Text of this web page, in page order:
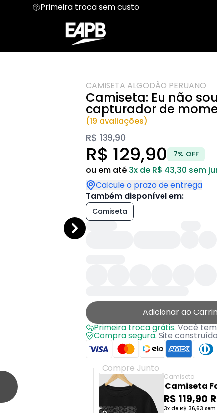
Primeira troca sem custo
Regata
Moletom
Fotografia
Road Trip
CAMISETA ALGODÃO PERUANO
Camiseta: Eu não
capturador de
(19 avaliações)
R$ 139,90
R$ 129,90 7% OFF
ou em até 3x de R$ 43,30 sem
Calcule o prazo de entrega
Também disponível em:
Camiseta
Adicionar ao
Primeira troca grátis.Você tem
Compra segura.Site
Compre Junto
Camiseta
Camiseta
R$ 119,90
3x de R$ 36,63 sem